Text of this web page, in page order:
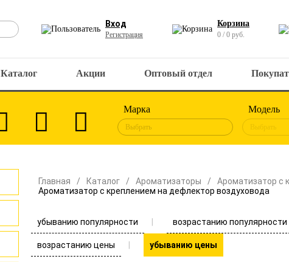
Вход
Регистрация
Корзина
0 / 0 руб.
Каталог Акции Оптовый отдел
Марка
Выбрать
Модель
Выбрать
Главная Каталог Ароматизаторы Ароматизатор с
Ароматизатор с креплением на дефлектор воздуховода
убыванию популярности возрастанию популярности
возрастанию цены убыванию цены